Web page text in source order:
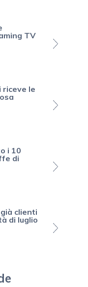
TV
riceve le
i 10
di
clienti
di luglio